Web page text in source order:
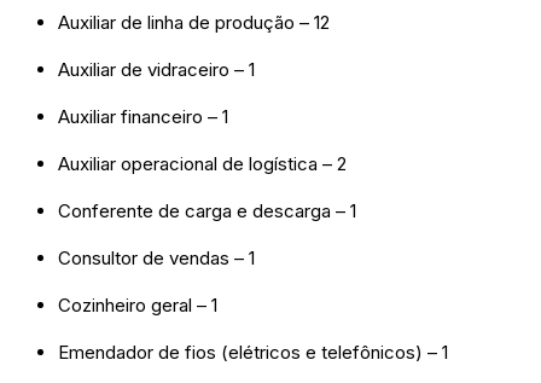
Auxiliar de linha de produção – 12
Auxiliar de vidraceiro – 1
Auxiliar financeiro – 1
Auxiliar operacional de logística – 2
Conferente de carga e descarga – 1
Consultor de vendas – 1
Cozinheiro geral – 1
Emendador de fios (elétricos e telefônicos) – 1